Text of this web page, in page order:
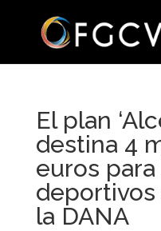
El plan
destina 4
euros
la DANA